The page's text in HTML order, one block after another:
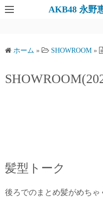
AKB48 永野
ホーム » SHOWROOM »
髪型トーク
後ろでのまとめ髪がめちゃ